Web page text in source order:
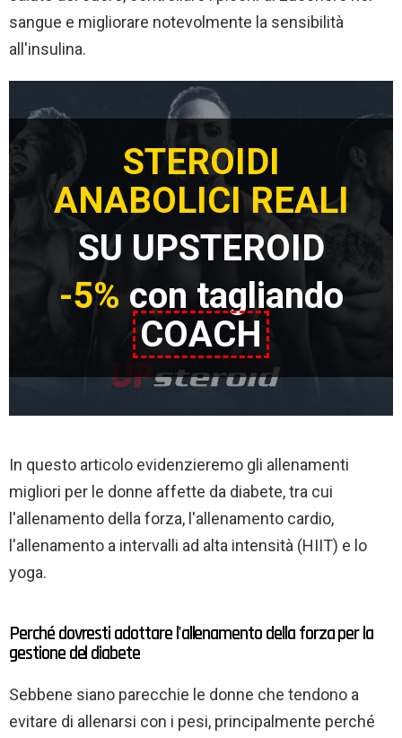
sangue e migliorare notevolmente la sensibilità
all'insulina.
STEROIDI
ANABOLICI REALI
SU UPSTEROID
-5% con tagliando
COACH
In questo articolo evidenzieremo gli allenamenti
migliori per le donne affette da diabete, tra cui
l'allenamento della forza, l'allenamento cardio,
l'allenamento a intervalli ad alta intensità (HIIT) e lo
yoga.
Perché dovresti adottare l'allenamento della forza per la
gestione del diabete
Sebbene siano parecchie le donne che tendono a
evitare di allenarsi con i pesi, principalmente perché